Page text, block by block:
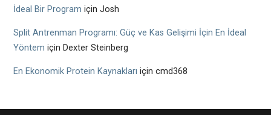
İdeal Bir Program içinJosh
Split Antrenman Programı: Güç ve Kas Gelişimi İçin En İdeal
Yöntem için Dexter Steinberg
En Ekonomik Protein Kaynakları içincmd368